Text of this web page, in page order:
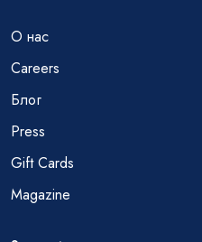
О нас
Careers
Блог
Press
Gift Cards
Magazine